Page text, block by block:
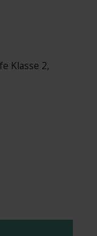
Klasse 2,